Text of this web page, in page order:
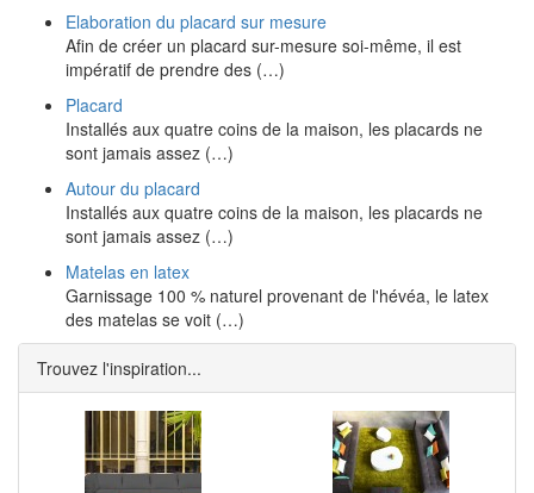
Elaboration du placard sur mesure
Afin de créer un placard sur-mesure soi-même, il est
impératif de prendre des (…)
Placard
Installés aux quatre coins de la maison, les placards ne
sont jamais assez (…)
Autour du placard
Installés aux quatre coins de la maison, les placards ne
sont jamais assez (…)
Matelas en latex
Garnissage 100 % naturel provenant de l'hévéa, le latex
des matelas se voit (…)
Trouvez l'inspiration...